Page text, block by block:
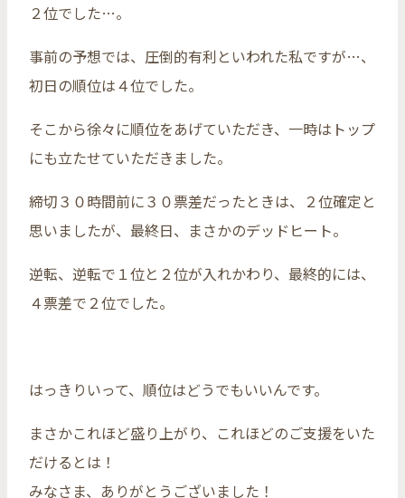
２位でした…。
事前の予想では、圧倒的有利といわれた私ですが…、
初日の順位は４位でした。
そこから徐々に順位をあげていただき、一時はトップ
にも立たせていただきました。
締切３０時間前に３０票差だったときは、２位確定と
思いましたが、最終日、まさかのデッドヒート。
逆転、逆転で１位と２位が入れかわり、最終的には、
４票差で２位でした。
はっきりいって、順位はどうでもいいんです。
まさかこれほど盛り上がり、これほどのご支援をいた
だけるとは！
みなさま、ありがとうございました！